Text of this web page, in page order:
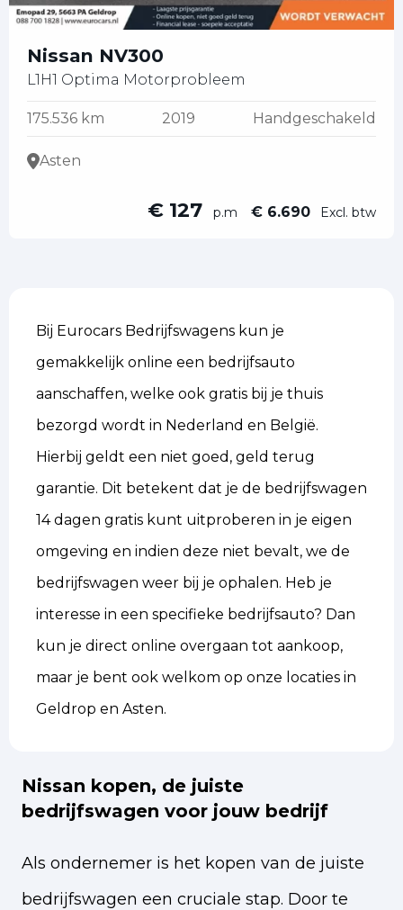
Nissan NV300
L1H1 Optima Motorprobleem
175.536 km 2019 Handgeschakeld
Asten
€ 127 p.m € 6.690 Excl. btw
Bij Eurocars Bedrijfswagens kun je
gemakkelijk online een bedrijfsauto
aanschaffen, welke ook gratis bij je thuis
bezorgd wordt in Nederland en België.
Hierbij geldt een niet goed, geld terug
garantie. Dit betekent dat je de bedrijfswagen
14 dagen gratis kunt uitproberen in je eigen
omgeving en indien deze niet bevalt, we de
bedrijfswagen weer bij je ophalen. Heb je
interesse in een specifieke bedrijfsauto? Dan
kun je direct online overgaan tot aankoop,
maar je bent ook welkom op onze locaties in
Geldrop en Asten.
Nissan kopen, de juiste
bedrijfswagen voor jouw bedrijf
Als ondernemer is het kopen van de juiste
bedrijfswagen een cruciale stap. Door te